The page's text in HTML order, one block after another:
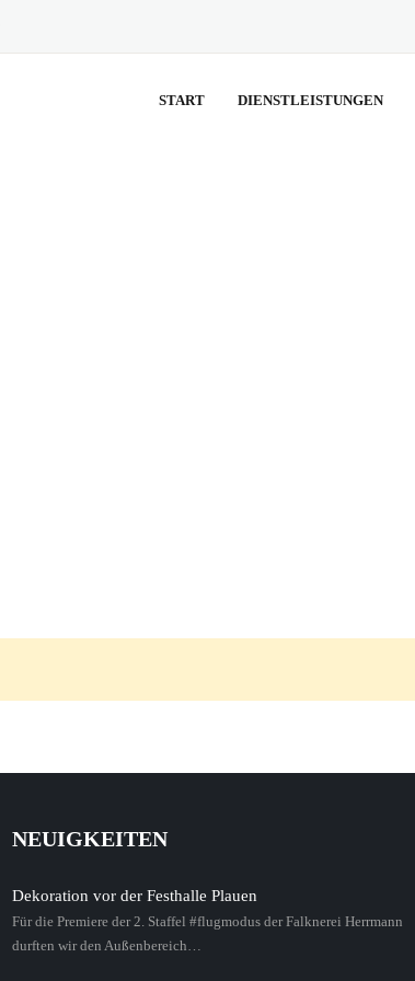
START DIENSTLEISTUNGEN
NEUIGKEITEN
Dekoration vor der Festhalle Plauen
Für die Premiere der 2. Staffel #flugmodus der Falknerei Herrmann
durften wir den Außenbereich…